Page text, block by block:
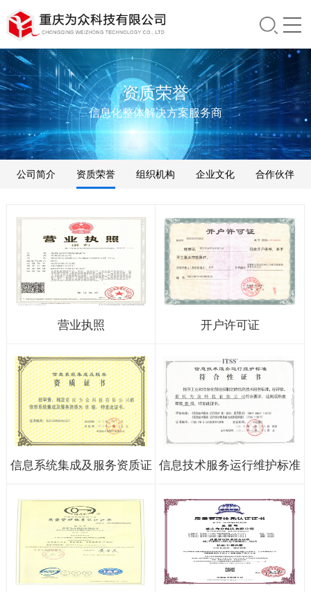
资质荣誉
信息化整体解决方案服务商
公司简介 资质荣誉 组织机构 企业文化 合作伙伴
营业执照 开户许可证
信息系统集成及服务资质证 信息技术服务运行维护标准